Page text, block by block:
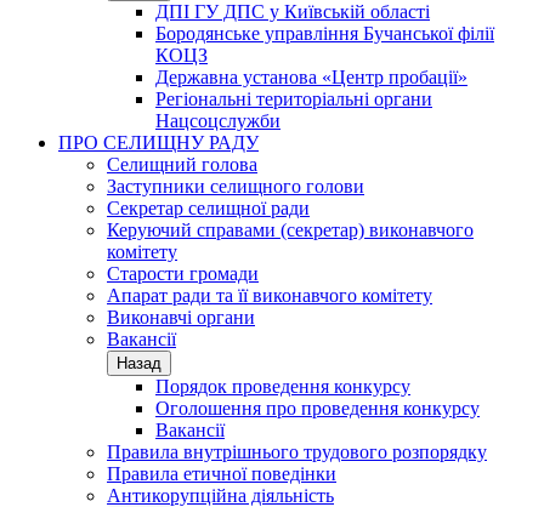
ДПІ ГУ ДПС у Київській області
Бородянське управління Бучанської філії
КОЦЗ
Державна установа «Центр пробації»
Регіональні територіальні органи
Нацсоцслужби
ПРО СЕЛИЩНУ РАДУ
Селищний голова
Заступники селищного голови
Секретар селищної ради
Керуючий справами (секретар) виконавчого
комітету
Старости громади
Апарат ради та її виконавчого комітету
Виконавчі органи
Вакансії
Назад
Порядок проведення конкурсу
Оголошення про проведення конкурсу
Вакансії
Правила внутрішнього трудового розпорядку
Правила етичної поведінки
Антикорупційна діяльність